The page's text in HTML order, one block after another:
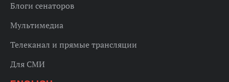
Блоги сенаторов
Мультимедиа
Телеканал и прямые трансляции
Для СМИ